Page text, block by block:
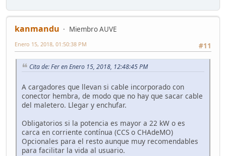
kanmandu
Miembro AUVE
#11
Enero 15, 2018, 01:50:38 PM
Cita de: Fer en Enero 15, 2018, 12:48:45 PM
A cargadores que llevan si cable incorporado con
conector hembra, de modo que no hay que sacar cable
del maletero. Llegar y enchufar.
Obligatorios si la potencia es mayor a 22 kW o es
carca en corriente contínua (CCS o CHAdeMO)
Opcionales para el resto aunque muy recomendables
para facilitar la vida al usuario.